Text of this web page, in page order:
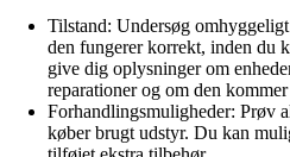
Tilstand: Undersøg
den fungerer korrekt, inden du
give dig oplysninger om
reparationer og om den
Forhandlingsmuligheder: Prøv
køber brugt udstyr. Du kan